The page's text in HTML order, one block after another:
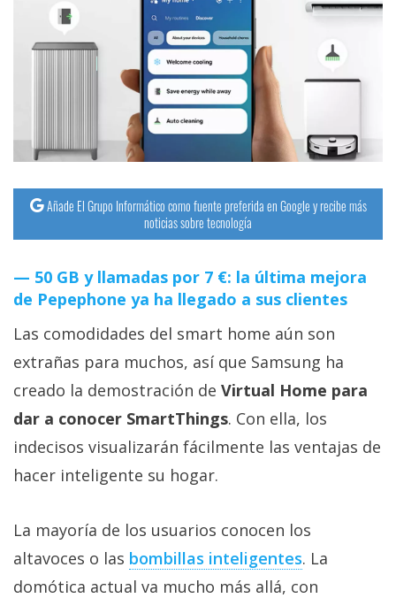
Añade El Grupo Informático como fuente preferida en Google y recibe más
noticias sobre tecnología
50 GB y llamadas por 7 €: la última mejora
de Pepephone ya ha llegado a sus clientes
Las comodidades del smart home aún son
extrañas para muchos, así que Samsung ha
creado la demostración de Virtual Home para
dar a conocer SmartThings. Con ella, los
indecisos visualizarán fácilmente las ventajas de
hacer inteligente su hogar.
La mayoría de los usuarios conocen los
altavoces o las bombillas inteligentes‎. La
domótica actual va mucho más allá, con